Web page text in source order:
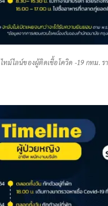
ไทม์ไลน์ของผู้ติดเชื้อโควิด -19 กทม. ร